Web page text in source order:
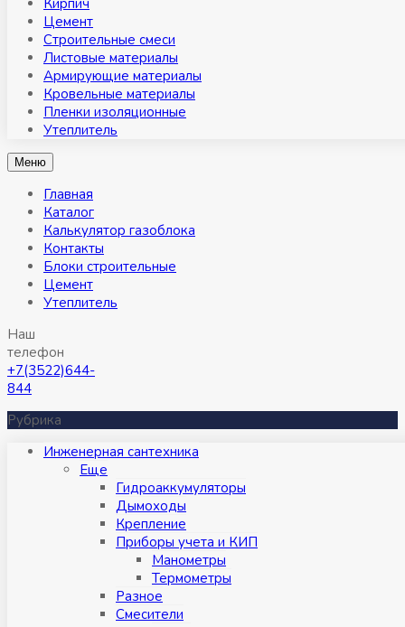
Цемент
Строительные смеси
Листовые материалы
Армирующие материалы
Кровельные материалы
Пленки изоляционные
Утеплитель
Меню
Главная
Каталог
Калькулятор газоблока
Контакты
Блоки строительные
Цемент
Утеплитель
Наш
телефон
+7(3522)644-
844
Рубрика
Инженерная сантехника
Eще
Гидроаккумуляторы
Дымоходы
Крепление
Приборы учета и КИП
Манометры
Термометры
Разное
Смесители